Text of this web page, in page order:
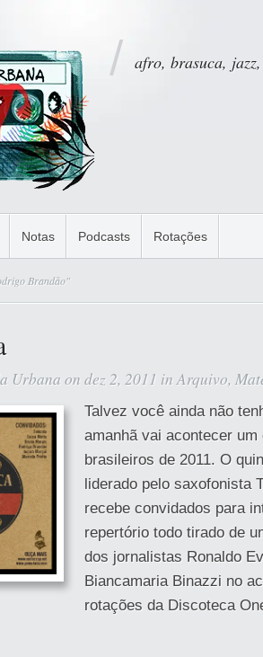
afro, brasuca,
Notas Podcasts Rotações
Brandão"
Urbana on dez 2, 2011 inArquivo,
Talvez você ainda não
amanhã vai acontecer
brasileiros de 2011. O
liderado pelo saxofonista
recebe convidados para
repertório todo tirado de
dos jornalistas Ronaldo
Biancamaria Binazzi no
rotações da Discoteca